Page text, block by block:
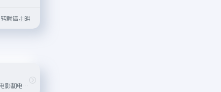
载请注明
一个免费观看高清电影和电视剧的流媒体服务平台 ，其内容来自于各大制片公司和电视台 。